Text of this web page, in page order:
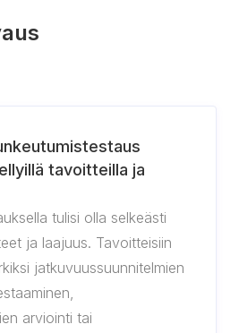
tavoitteilla ja
tulisi olla selkeästi
ja laajuus. Tavoitteisiin
jatkuvuussuunnitelmien
arviointi tai